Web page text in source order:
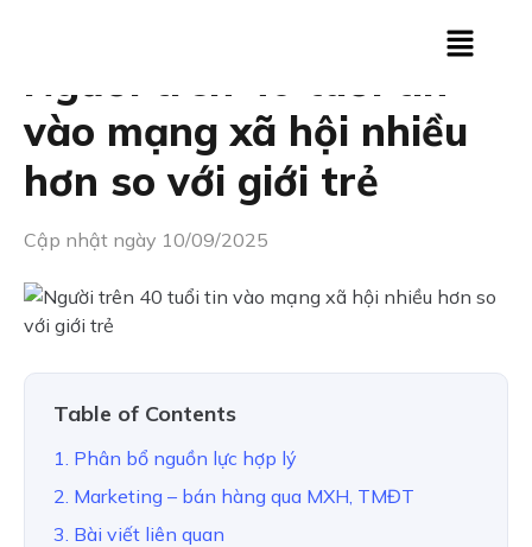
Người trên 40 tuổi tin
vào mạng xã hội nhiều
hơn so với giới trẻ
Cập nhật ngày 10/09/2025
Table of Contents
1. Phân bổ nguồn lực hợp lý
2. Marketing – bán hàng qua MXH, TMĐT
3. Bài viết liên quan